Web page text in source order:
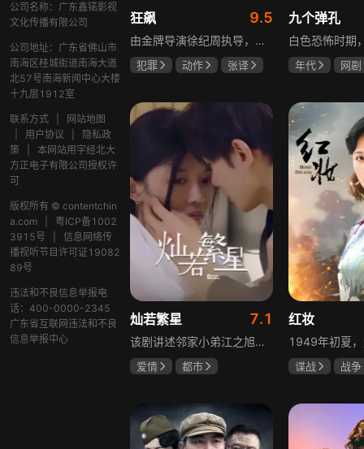
公司名称：广东鑫锘影视
文化传播有限公司
公司地址：广东省佛山市
南海区桂城街道南海大道
北57号南海新闻中心大楼
十九层1912室
联系方式
网站地图
用户协议
隐私政
策
本网站用字经北大
方正电子有限公司授权许
可
版权所有 © contentchin
a.com
粤ICP备1002
3915号
信息网络传
播视听节目许可证19082
89号
违法和不良信息举报电
话：400-0000-2345
广东省互联网违法和不良
信息举报中心
狂飙 9.5
由金牌导演徐纪周执导，张译、张颂文、李一桐、张志坚、吴刚领衔主演，倪大红、韩童生、李建义特邀主演的中央政法委重点项目。一部扫黑除恶坚决斗争的回忆录，横跨20年的群像叙事全景式展现时代变迁下的黑白较量与复杂人性。
犯罪 动作
张译
九个弹孔
年代
网剧
灿若繁星 7.1
该剧讲述邻家小弟江之旭留学归来，竟成了夏千星的顶头上司。从小管着江之旭、事事压他一头的夏千星无法接受，两人互不服气，在公司内外明争暗斗。江之旭借职位刁难夏千星，夏千星则用姐姐身份压制他，然而夏千星不知道，江之旭拼尽全力坐上这个位子，就是为了陪在她身边保护她。
爱情
都市
红妆
谍战
战争